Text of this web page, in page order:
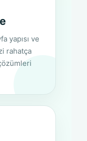
yapısı ve
rahatça